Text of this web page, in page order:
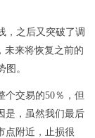
，之后又突破了调
未来将恢复之前的
图。
个交易的50％，但
是，虽然我们最后
点附近，止损很